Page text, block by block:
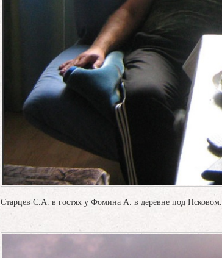
Старцев С.А. в гостях у Фомина А. в деревне под Псковом.